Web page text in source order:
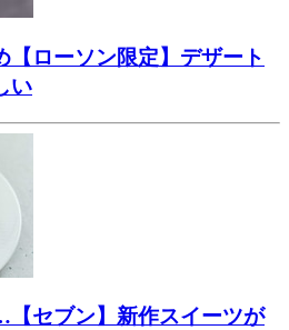
【ローソン限定】デザート
い
セブン】新作スイーツが